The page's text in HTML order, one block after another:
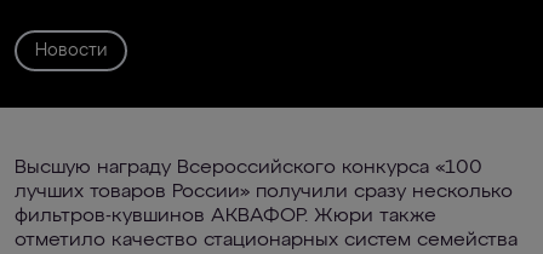
Новости
Высшую награду Всероссийского конкурса «100
лучших товаров России» получили сразу несколько
фильтров-кувшинов АКВАФОР. Жюри также
отметило качество стационарных систем семейства